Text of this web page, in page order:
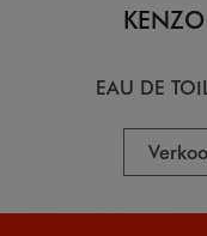
EAU DE